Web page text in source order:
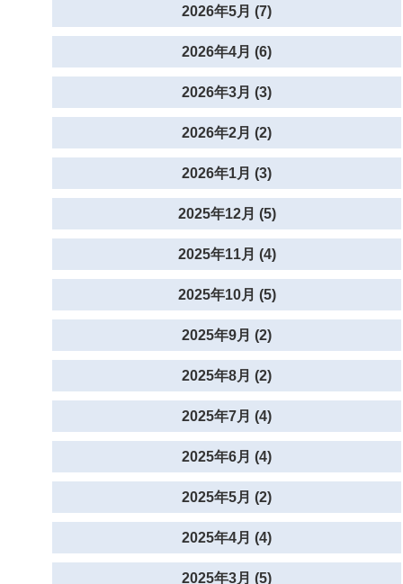
2026年5月 (7)
2026年4月 (6)
2026年3月 (3)
2026年2月 (2)
2026年1月 (3)
2025年12月 (5)
2025年11月 (4)
2025年10月 (5)
2025年9月 (2)
2025年8月 (2)
2025年7月 (4)
2025年6月 (4)
2025年5月 (2)
2025年4月 (4)
2025年3月 (5)